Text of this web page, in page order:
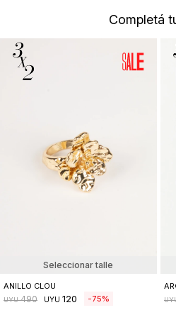
Completá
Seleccionar talle
ANILLO CLOU
UYU 490 UYU 120 75